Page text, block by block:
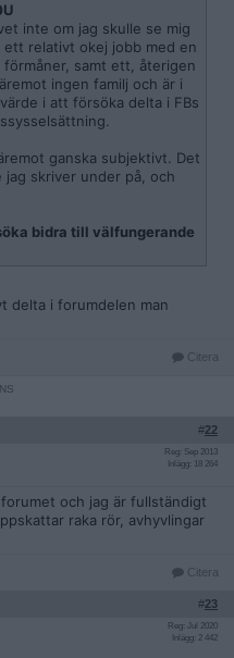
inte om jag skulle se mig
relativt okej jobb med en
samt ett, återigen
ingen familj och är i
i att försöka delta i FBs
ganska subjektivt. Det
jag skriver under på, och
bidra till välfungerande
delta i forumdelen man
Citera
#22
Reg: Sep 2013
Inlägg: 18 264
och jag är fullständigt
raka rör, avhyvlingar
Citera
#23
Reg: Jul 2020
Inlägg: 2 442